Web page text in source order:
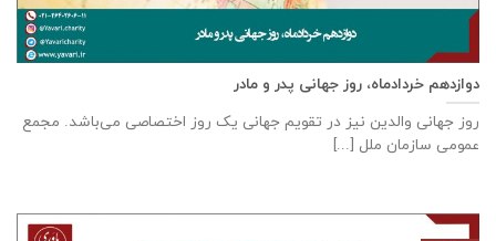
دوازدهم خردادماه، روز جهانی پدر و مادر
روز جهانی والدین نیز در تقویم جهانی یک روز اختصاصی می‌باشد. مجمع
عمومی سازمان ملل [...]